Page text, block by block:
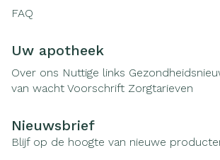
FAQ
Uw apotheek
Over ons Nuttige links
van wacht Voorschrift Zorgtarieven
Nieuwsbrief
Blijf op de hoogte van nieuwe